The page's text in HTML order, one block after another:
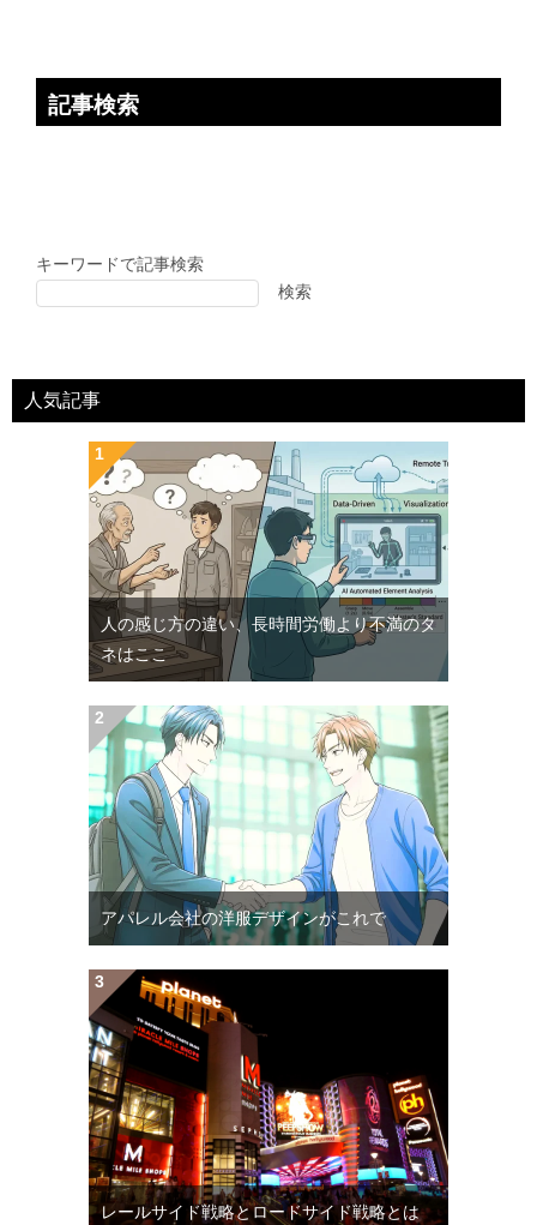
記事検索
キーワードで記事検索
検索
人気記事
人の感じ方の違い、長時間労働より不満のタ
ネはここ
アパレル会社の洋服デザインがこれで
レールサイド戦略とロードサイド戦略とは